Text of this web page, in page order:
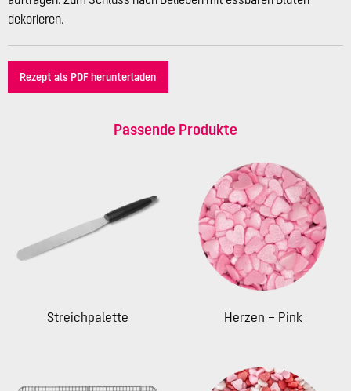
dekorieren.
Rezept als PDF herunterladen
Passende Produkte
Streichpalette Herzen – Pink